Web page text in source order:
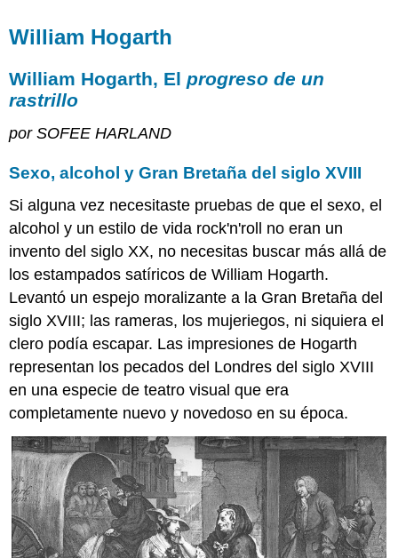
adicionales:
Matrimonio
A-
Mode
Gainsborough,
señor
y
señora
Andrews
Dinero.
Posesiones.
Una
conversación
sobre
lienzo
Amor
por
el
paisaje
Rococó
en
Inglaterra
Una
misteriosa
William Hogarth
William Hogarth, Elprogreso de un
rastrillo
por SOFEE HARLAND
Sexo, alcohol y Gran Bretaña del siglo XVIII
Si alguna vez necesitaste pruebas de que el sexo, el
alcohol y un estilo de vida rock'n'roll no eran un
invento del siglo XX, no necesitas buscar más allá de
los estampados satíricos de William Hogarth.
Levantó un espejo moralizante a la Gran Bretaña del
siglo XVIII; las rameras, los mujeriegos, ni siquiera el
clero podía escapar. Las impresiones de Hogarth
representan los pecados del Londres del siglo XVIII
en una especie de teatro visual que era
completamente nuevo y novedoso en su época.